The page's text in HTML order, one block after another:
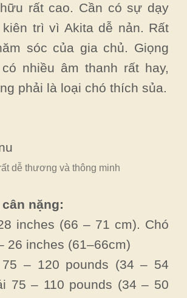
rất cao. Cần có sự dạy
trì vì Akita dễ nản. Rất
sóc của gia chủ. Giọng
nhiều âm thanh rất hay,
phải là loại chó thích sủa.
dễ thương và thông minh
nặng:
inches (66 – 71 cm). Chó
26 inches (61–66cm)
75 – 120 pounds (34 – 54
75 – 110 pounds (34 – 50